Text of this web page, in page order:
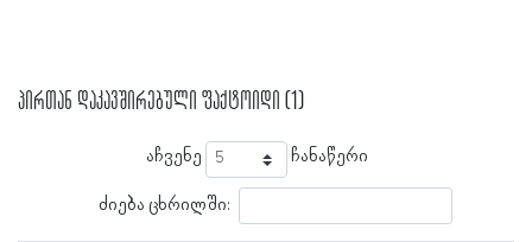
პირთან დაკავშირებული ფაქტოიდი (1)
აჩვენე ჩანაწერი
ძიება ცხრილში: